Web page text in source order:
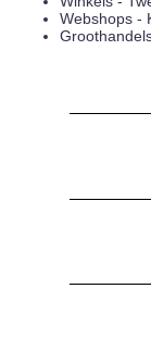
Webshops -